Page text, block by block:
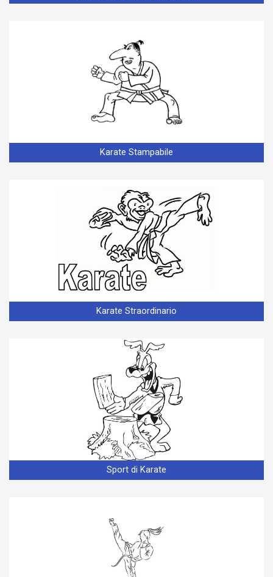
Karate Stampabile
Karate Straordinario
Sport di Karate